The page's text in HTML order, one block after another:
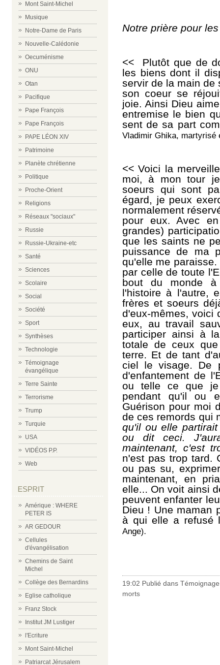
Mont Saint-Michel
Musique
Notre-Dame de Paris
Nouvelle-Calédonie
Oecuménisme
ONU
Otan
Pacifique
Pape François
Pape François
PAPE LÉON XIV
Patrimoine
Planète chrétienne
Politique
Proche-Orient
Religions
Réseaux "sociaux"
Russie
Russie-Ukraine-etc
Santé
Sciences
Scolaire
Social
Société
Sport
Synthèses
Technologie
Témoignage
évangélique
Terre Sainte
Terrorisme
Trump
Turquie
USA
VIDÉOS P.P.
Web
ESPRIT
Amérique : WHERE
PETER IS
AR GEDOUR
Cellules
d'évangélisation
Chemins de Saint
Michel
Collège des Bernardins
Eglise catholique
Franz Stock
Institut JM Lustiger
l'Ecriture
Mont Saint-Michel
Patriarcat Jérusalem
Notre prière pour
<< Plutôt que de
les biens dont il
servir de la main de
son coeur se
joie. Ainsi Dieu
entremise le bien
sent de sa part
Vladimir Ghika, martyrisé
<< Voici la
moi, à mon tour
soeurs qui sont
égard, je peux
normalement
pour eux. Avec
grandes)
que les saints ne
puissance de ma
qu'elle me
par celle de toute
bout du monde à
l'histoire à l'autre,
frères et soeurs
d'eux-mêmes, voici
eux, au travail
participer ainsi à
totale de ceux
terre. Et de tant
ciel le visage. De
d'enfantement de
ou telle ce que
pendant qu'il ou
Guérison pour moi
de ces remords qui
qu'il ou elle
ou dit ceci.
maintenant, c'est
n'est pas trop tard.
ou pas su,
maintenant, en
elle... On voit ainsi
peuvent enfanter
Dieu ! Une maman
à qui elle a
Ange).
19:02 Publié dans
morts